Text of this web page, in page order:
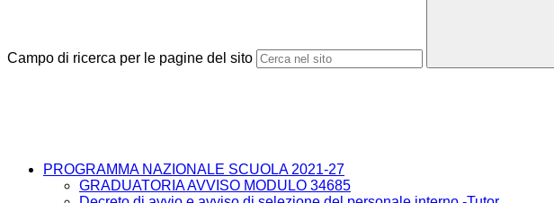
Campo di ricerca per le pagine del sito
PROGRAMMA NAZIONALE SCUOLA 2021-27
GRADUATORIA AVVISO MODULO 34685